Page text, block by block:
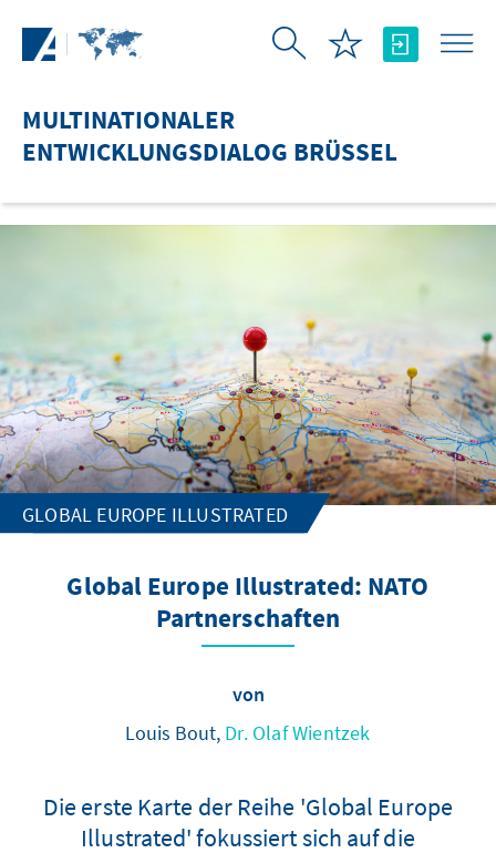
MULTINATIONALER
ENTWICKLUNGSDIALOG BRÜSSEL
GLOBAL EUROPE ILLUSTRATED
Global Europe Illustrated: NATO
Partnerschaften
von
Louis Bout, Dr. Olaf Wientzek
Die erste Karte der Reihe 'Global Europe
Illustrated' fokussiert sich auf die